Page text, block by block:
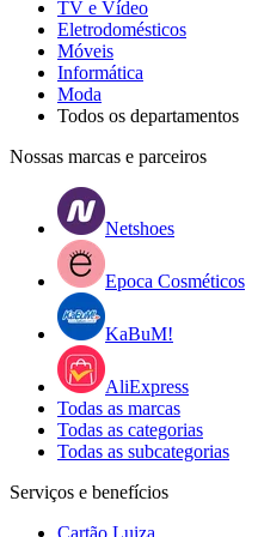
TV e Vídeo
Eletrodomésticos
Móveis
Informática
Moda
Todos os departamentos
Nossas marcas e parceiros
Netshoes
Epoca Cosméticos
KaBuM!
AliExpress
Todas as marcas
Todas as categorias
Todas as subcategorias
Serviços e benefícios
Cartão Luiza